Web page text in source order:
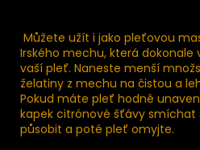
Můžete užít i jako pleťovou
Irského mechu, která dokonale
vaší pleť. Naneste menší
želatiny z mechu na čistou a
Pokud máte pleť hodně
kapek citrónové šťávy smíchat
působit a poté pleť omyjte.